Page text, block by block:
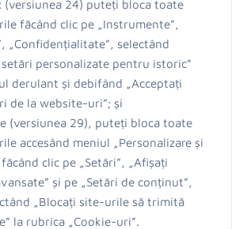
(versiunea 24) puteți bloca toate
făcând clic pe „Instrumente”,
„Confidențialitate”, selectând
personalizate pentru istoric”
derulant și debifând „Acceptați
de la website-uri”; și
(versiunea 29), puteți bloca toate
accesând meniul „Personalizare și
clic pe „Setări”, „Afișați
și pe „Setări de conținut”,
„Blocați site-urile să trimită
la rubrica „Cookie-uri”.